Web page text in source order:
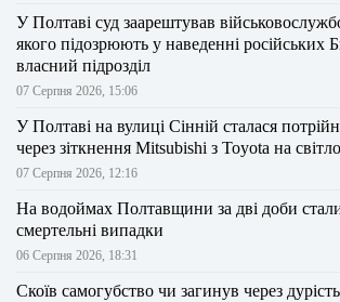
У Полтаві суд заарештував
якого підозрюють у наведенні російських
власний підрозділ
07 Серпня 2026, 15:06
У Полтаві на вулиці Сінній сталася
через зіткнення Mitsubishi з Toyota на
07 Серпня 2026, 12:16
На водоймах Полтавщини за дві доби
смертельні випадки
06 Серпня 2026, 18:31
Скоїв самогубство чи загинув через